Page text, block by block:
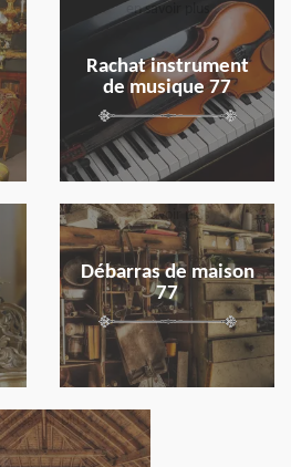
Rachat instrument
de musique 77
en savoir plus
Débarras de maison
77
en savoir plus
en savoir plus